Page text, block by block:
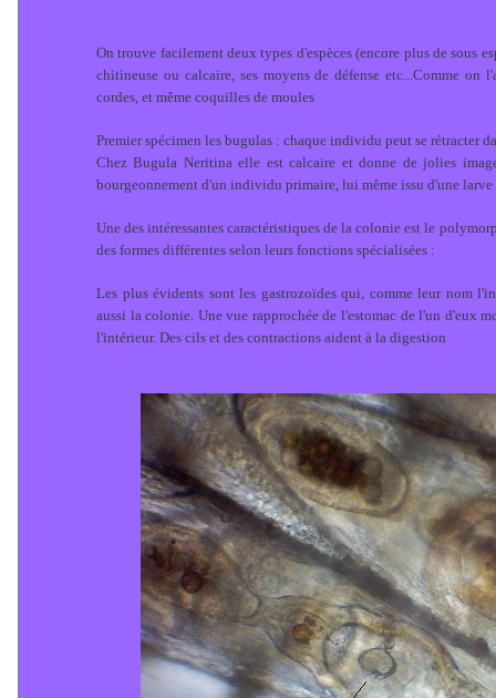
On trouve facilement deux types d'espèces (encore plus de sous
chitineuse ou calcaire, ses moyens de défense etc...Comme
cordes, et même coquilles de moules
Premier spécimen les bugulas : chaque individu peut se rétracter
Chez Bugula Neritina elle est calcaire et donne de jolies
bourgeonnement d'un individu primaire, lui même issu d'une
Une des intéressantes caractéristiques de la colonie est le
des formes différentes selon leurs fonctions spécialisées :
Les plus évidents sont les gastrozoïdes qui, comme leur nom
aussi la colonie. Une vue rapprochée de l'estomac de l'un d'eux
l'intérieur. Des cils et des contractions aident à la digestion